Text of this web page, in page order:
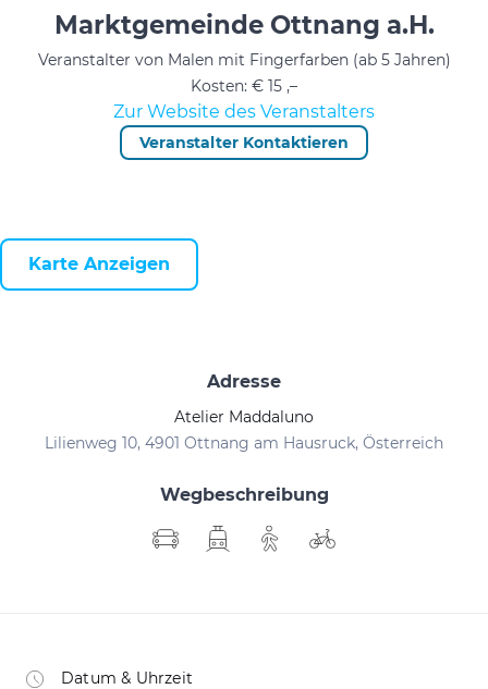
Marktgemeinde Ottnang a.H.
Veranstalter von Malen mit Fingerfarben (ab 5 Jahren)
Kosten: € 15 ,–
Zur Website des Veranstalters
Veranstalter Kontaktieren
Karte Anzeigen
Adresse
Atelier Maddaluno
Lilienweg 10, 4901 Ottnang am Hausruck, Österreich
Wegbeschreibung
Datum & Uhrzeit